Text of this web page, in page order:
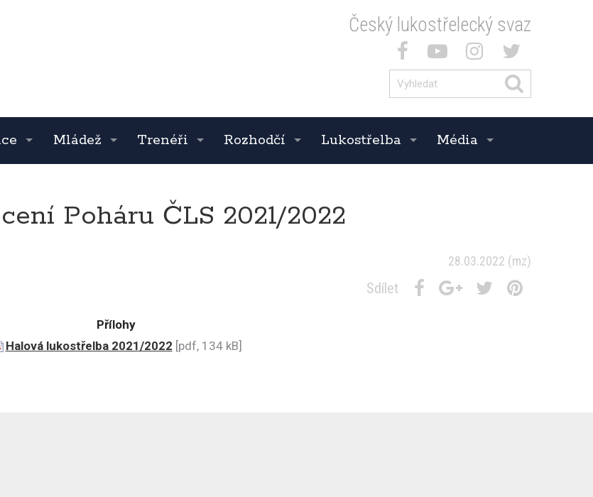
Český lukostřelecký svaz
Mládež Trenéři Rozhodčí Lukostřelba Média
Poháru ČLS 2021/2022
28.03.2022 (mz)
Sdílet
Přílohy
Halová lukostřelba 2021/2022 [pdf, 134 kB]